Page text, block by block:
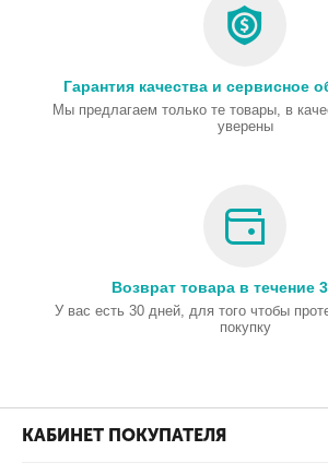
Гарантия качества и сервисное
Мы предлагаем только те товары, в
уверены
Возврат товара в течение
У вас есть 30 дней, для того чтобы
покупку
КАБИНЕТ ПОКУПАТЕЛЯ